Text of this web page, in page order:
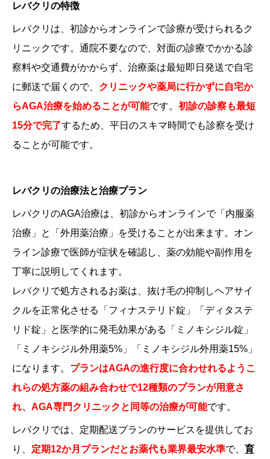
レバクリの特徴
レバクリは、初診からオンラインで診療が受けられるク
リニックです。通院不要なので、対面の診療でかかる診
察料や交通費がかからず、治療薬は最短即日発送で自宅
に郵送で届くので、 クリニックや薬局に行かずに自宅か
らAGA治療を始めることが可能です。 初診の診察も最短
15分で完了するため、平日のスキマ時間でも診察を受け
ることが可能です。
レバクリの治療法と治療プラン
レバクリのAGA治療は、初診からオンラインで「内服薬
治療」と「外用薬治療」を受けることが出来ます。オン
ライン診療で医師が症状を確認し、薬の効能や副作用を
丁寧に説明してくれます。
レバクリで処方されるお薬は、抜け毛の抑制しヘアサイ
クルを正常化させる「フィナステリド錠」「ディタステ
リド錠」と医学的に発毛効果がある「ミノキシジル錠」
「ミノキシジル外用薬5%」「ミノキシジル外用薬15%」
になります。 プランはAGAの進行度に合わせれるようこ
れらの処方薬の組み合わせで12種類のプランが用意さ
れ、AGA専門クリニックと同等の治療が可能です。
レバクリでは、定期配送プランのサービスを提供してお
り、 定期12か月プランだとお薬代も業界最安水準で、 育